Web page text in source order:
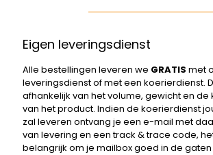
Eigen leveringsdienst
Alle bestellingen leveren we GRATIS met
leveringsdienst of met een koerierdienst.
afhankelijk van het volume, gewicht en
van het product. Indien de koerierdienst
zal leveren ontvang je een e-mail met
van levering en een track & trace code,
belangrijk om je mailbox goed in de